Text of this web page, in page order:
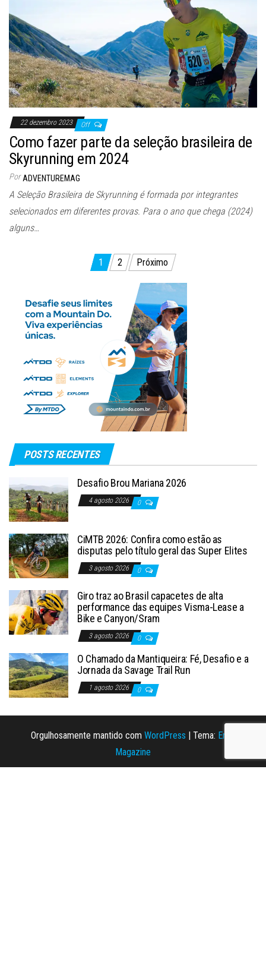
22 dezembro 2023 Off
Como fazer parte da seleção brasileira de
Skyrunning em 2024
Por ADVENTUREMAG
A Seleção Brasileira de Skyrunning é formada por integrantes
selecionados em diferentes provas. Para o ano que chega (2024)
alguns…
posts
1 2 Próximo
POSTS RECENTES
Desafio Brou Mariana 2026
4 agosto 2026 0
CiMTB 2026: Confira como estão as
disputas pelo título geral das Super Elites
3 agosto 2026 0
Giro traz ao Brasil capacetes de alta
performance das equipes Visma-Lease a
Bike e Canyon/Sram
3 agosto 2026 0
O Chamado da Mantiqueira: Fé, Desafio e a
Jornada da Savage Trail Run
1 agosto 2026 0
Orgulhosamente mantido com WordPress Tema: Envo
Magazine